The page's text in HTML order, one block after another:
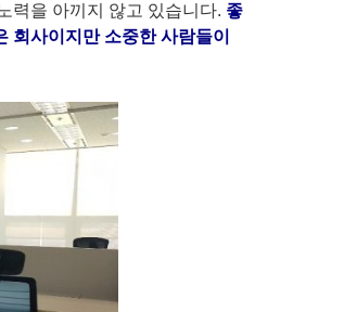
력을 아끼지 않고 있습니다. 좋
회사이지만 소중한 사람들이